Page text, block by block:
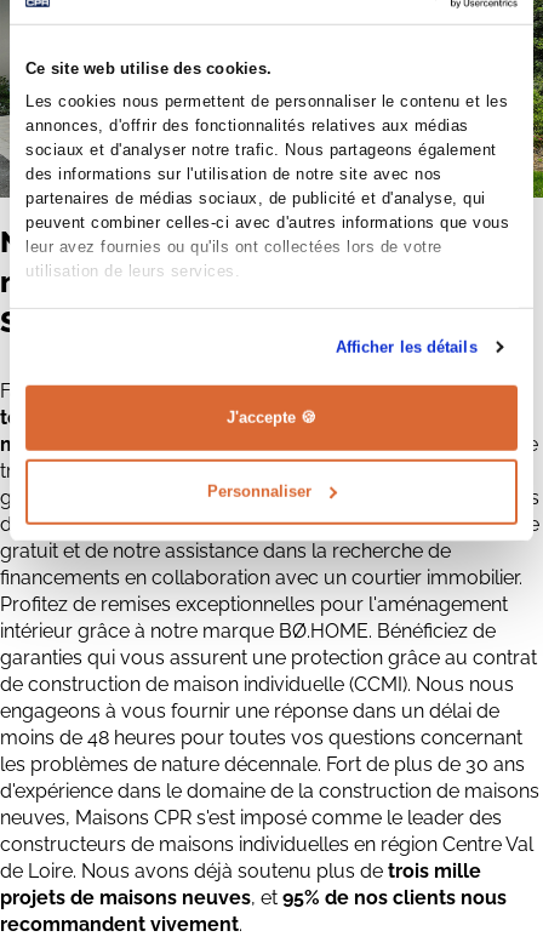
Ce site web utilise des cookies.
Les cookies nous permettent de personnaliser le contenu et les
annonces, d'offrir des fonctionnalités relatives aux médias
sociaux et d'analyser notre trafic. Nous partageons également
des informations sur l'utilisation de notre site avec nos
partenaires de médias sociaux, de publicité et d'analyse, qui
peuvent combiner celles-ci avec d'autres informations que vous
leur avez fournies ou qu'ils ont collectées lors de votre
utilisation de leurs services.
Afficher les détails
J'accepte 🍪
Personnaliser
Nous sommes le constructeur de
maisons individuelles de référence à
Saint-Ay
Faites confiance à notre bureau d'études, constitué de25
techniciens inventifs, pour élaborer les plans de votre
maison. Notre équipe comprend plus de 16 conducteurs de
travaux et 80 collaborateurs internes spécialisés dans la
gestion des chantiers et la réalisation des différents éléments
des maisons. Profitez de notre service de recherche foncière
gratuit et de notre assistance dans la recherche de
financements en collaboration avec un courtier immobilier.
Profitez de remises exceptionnelles pour l'aménagement
intérieur grâce à notre marque BØ.HOME. Bénéficiez de
garanties qui vous assurent une protection grâce au contrat
de construction de maison individuelle (CCMI). Nous nous
engageons à vous fournir une réponse dans un délai de
moins de 48 heures pour toutes vos questions concernant
les problèmes de nature décennale. Fort de plus de 30 ans
d'expérience dans le domaine de la construction de maisons
neuves, Maisons CPR s'est imposé comme le leader des
constructeurs de maisons individuelles en région Centre Val
de Loire. Nous avons déjà soutenu plus de trois mille
projets de maisons neuves, et 95% de nos clients nous
recommandent vivement.